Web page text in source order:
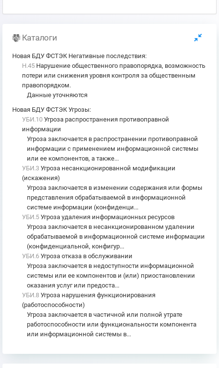
Каталоги
Новая БДУ ФСТЭК Негативные последствия:
Н.45 Нарушение общественного правопорядка, возможность
потери или снижения уровня контроля за общественным
правопорядком.
Данные уточняются
Новая БДУ ФСТЭК Угрозы:
УБИ.10 Угроза распространения противоправной
информации
Угроза заключается в распространении противоправной
информации с применением информационной системы
или ее компонентов, а также...
УБИ.3 Угроза несанкционированной модификации
(искажения)
Угроза заключается в изменении содержания или формы
представления обрабатываемой в информационной
системе информации (конфиденци...
УБИ.5 Угроза удаления информационных ресурсов
Угроза заключается в несанкционированном удалении
обрабатываемой в информационной системе информации
(конфиденциальной, конфигур...
УБИ.6 Угроза отказа в обслуживании
Угроза заключается в недоступности информационной
системы или ее компонентов и (или) приостановлении
оказания услуг или предоста...
УБИ.8 Угроза нарушения функционирования
(работоспособности)
Угроза заключается в частичной или полной утрате
работоспособности или функциональности компонента
или информационной системы в...